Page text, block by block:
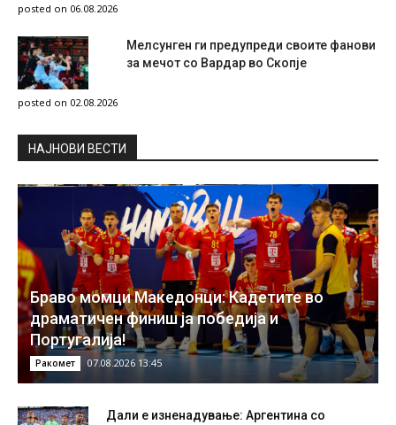
posted on 06.08.2026
Мелсунген ги предупреди своите фанови
за мечот со Вардар во Скопје
posted on 02.08.2026
НAЈНОВИ ВЕСТИ
Браво момци Македонци: Кадетите во
драматичен финиш ја победија и
Португалија!
Ракомет 07.08.2026 13:45
Дали е изненадување: Аргентина со